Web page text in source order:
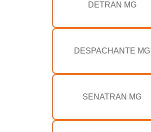
DETRAN MG
DESPACHANTE MG
SENATRAN MG